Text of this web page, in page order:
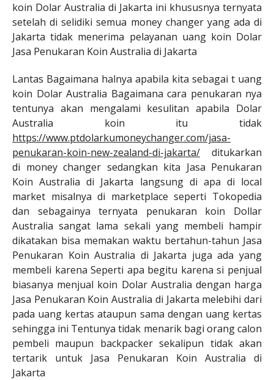
koin Dolar Australia di Jakarta ini khususnya ternyata
setelah di selidiki semua money changer yang ada di
Jakarta tidak menerima pelayanan uang koin Dolar
Jasa Penukaran Koin Australia di Jakarta
Lantas Bagaimana halnya apabila kita sebagai t uang
koin Dolar Australia Bagaimana cara penukaran nya
tentunya akan mengalami kesulitan apabila Dolar
Australia koin itu tidak
https://www.ptdolarkumoneychanger.com/jasa-
penukaran-koin-new-zealand-di-jakarta/ ditukarkan
di money changer sedangkan kita Jasa Penukaran
Koin Australia di Jakarta langsung di apa di local
market misalnya di marketplace seperti Tokopedia
dan sebagainya ternyata penukaran koin Dollar
Australia sangat lama sekali yang membeli hampir
dikatakan bisa memakan waktu bertahun-tahun Jasa
Penukaran Koin Australia di Jakarta juga ada yang
membeli karena Seperti apa begitu karena si penjual
biasanya menjual koin Dolar Australia dengan harga
Jasa Penukaran Koin Australia di Jakarta melebihi dari
pada uang kertas ataupun sama dengan uang kertas
sehingga ini Tentunya tidak menarik bagi orang calon
pembeli maupun backpacker sekalipun tidak akan
tertarik untuk Jasa Penukaran Koin Australia di
Jakarta